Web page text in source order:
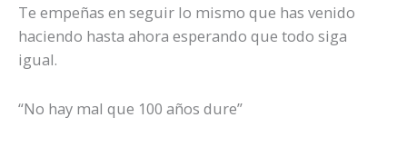
Te empeñas en seguir lo mismo que has venido
haciendo hasta ahora esperando que todo siga
igual.
“No hay mal que 100 años dure”